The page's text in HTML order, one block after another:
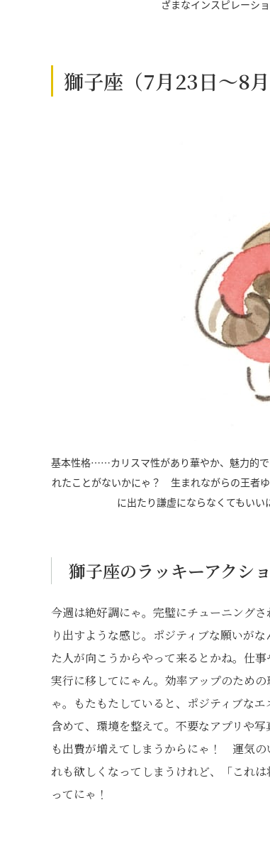
ざまなインスピレーシ
獅子座（7月23日～8
基本性格……カリスマ性があり華やか、魅力的
れたことがないかにゃ？ 生まれながらの王者
に出たり謙虚にならなくてもいい
獅子座のラッキーアクシ
今週は絶好調にゃ。完璧にチューニング
り出すような感じ。ポジティブな願いが
た人が向こうからやって来るとかね。仕
実行に移してにゃん。効率アップのため
ゃ。もたもたしていると、ポジティブな
含めて、環境を整えて。不要なアプリや
も出費が増えてしまうからにゃ！ 運気の
れも欲しくなってしまうけれど、「これ
ってにゃ！